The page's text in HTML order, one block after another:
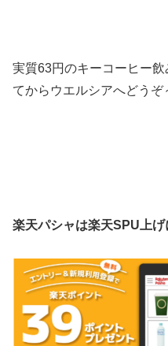
実質63円のキーコーヒー
てからウエルシアへどうぞ
楽天パシャは楽天SPU上げ